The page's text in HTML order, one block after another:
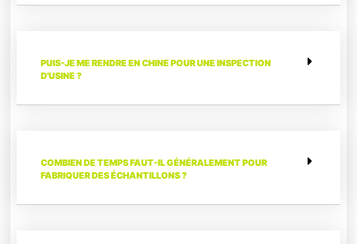
PUIS-JE ME RENDRE EN CHINE POUR UNE INSPECTION
D'USINE ?
COMBIEN DE TEMPS FAUT-IL GÉNÉRALEMENT POUR
FABRIQUER DES ÉCHANTILLONS ?